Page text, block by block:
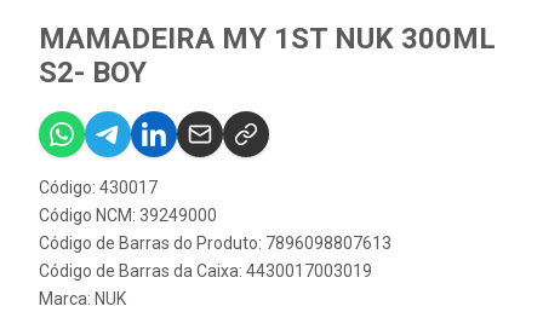
MAMADEIRA MY 1ST NUK 300ML
S2- BOY
Código: 430017
Código NCM: 39249000
Código de Barras do Produto: 7896098807613
Código de Barras da Caixa: 4430017003019
Marca: NUK